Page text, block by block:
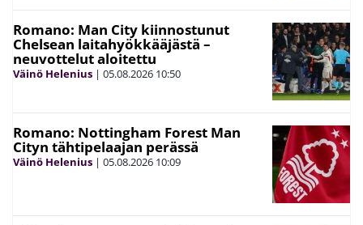
Romano: Man City kiinnostunut
Chelsean laitahyökkääjästä –
neuvottelut aloitettu
Väinö Helenius | 05.08.2026 10:50
Romano: Nottingham Forest Man
Cityn tähtipelaajan perässä
Väinö Helenius | 05.08.2026 10:09